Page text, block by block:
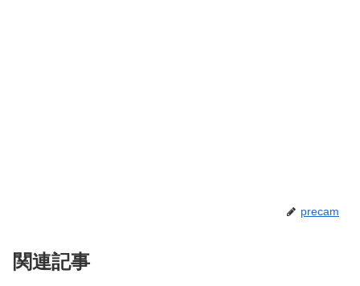
precam
関連記事